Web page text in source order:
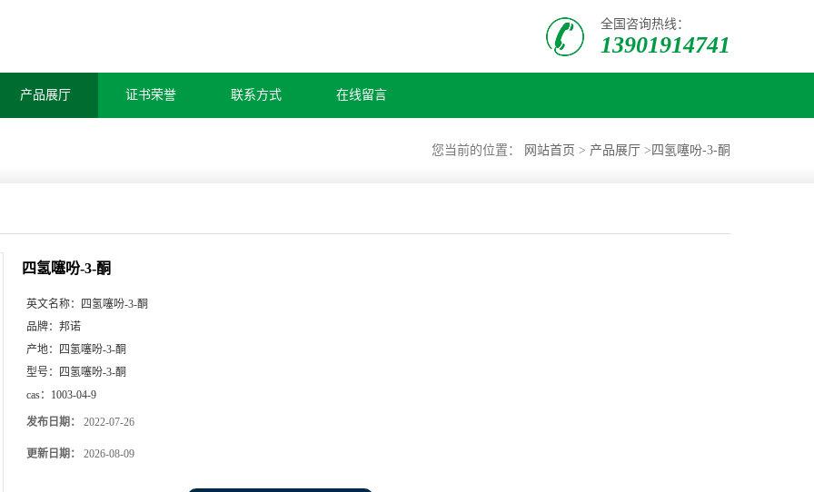
全国咨询热线：
13901914741
产品展厅 证书荣誉 联系方式 在线留言
您当前的位置： 网站首页 > 产品展厅 > 四氢噻吩-3-酮
四氢噻吩-3-酮
英文名称：
四氢噻吩-3-酮
品牌： 邦诺
产地：
四氢噻吩-3-酮
型号：
四氢噻吩-3-酮
cas： 1003-04-9
发布日期： 2022-07-26
更新日期： 2026-08-09